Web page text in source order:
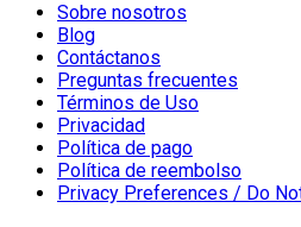
Sobre nosotros
Blog
Contáctanos
Preguntas frecuentes
Términos de Uso
Privacidad
Política de pago
Política de reembolso
Privacy Preferences / Do